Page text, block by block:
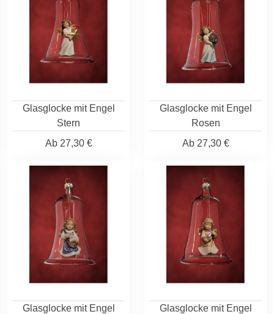
Glasglocke mit Engel
Stern
Ab27,30 €
Glasglocke mit Engel
Rosen
Ab27,30 €
Glasglocke mit Engel
Glasglocke mit Engel